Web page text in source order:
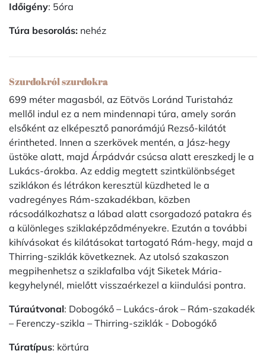
Időigény: 5óra
Túra besorolás: nehéz
Szurdokról szurdokra
699 méter magasból, az Eötvös Loránd Turistaház
mellől indul ez a nem mindennapi túra, amely során
elsőként az elképesztő panorámájú Rezső-kilátót
érintheted. Innen a szerkövek mentén, a Jász-hegy
üstöke alatt, majd Árpádvár csúcsa alatt ereszkedj le a
Lukács-árokba. Az eddig megtett szintkülönbséget
sziklákon és létrákon keresztül küzdheted le a
vadregényes Rám-szakadékban, közben
rácsodálkozhatsz a lábad alatt csorgadozó patakra és
a különleges sziklaképződményekre. Ezután a további
kihívásokat és kilátásokat tartogató Rám-hegy, majd a
Thirring-sziklák következnek. Az utolsó szakaszon
megpihenhetsz a sziklafalba vájt Siketek Mária-
kegyhelynél, mielőtt visszaérkezel a kiindulási pontra.
Túraútvonal: Dobogókő – Lukács-árok – Rám-szakadék
– Ferenczy-szikla – Thirring-sziklák - Dobogókő
Túratípus: körtúra